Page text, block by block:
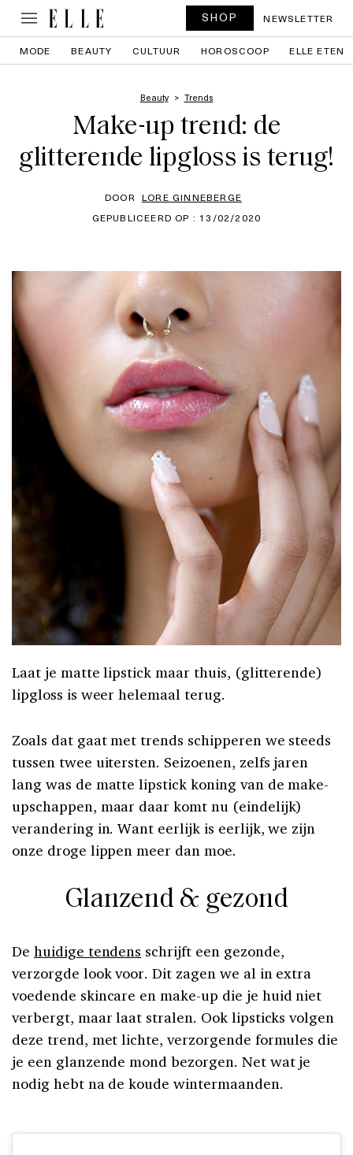
SHOP NEWSLETTER
MODE BEAUTY CULTUUR HOROSCOOP ELLE ETEN
Beauty Trends
Make-up trend: de
glitterende lipgloss is terug!
DOOR LORE GINNEBERGE
GEPUBLICEERD OP : 13/02/2020
Laat je matte lipstick maar thuis, (glitterende)
lipgloss is weer helemaal terug.
Zoals dat gaat met trends schipperen we steeds
tussen twee uitersten. Seizoenen, zelfs jaren
lang was de matte lipstick koning van de make-
upschappen, maar daar komt nu (eindelijk)
verandering in. Want eerlijk is eerlijk, we zijn
onze droge lippen meer dan moe.
Glanzend & gezond
De huidige tendens schrijft een gezonde,
verzorgde look voor. Dit zagen we al in extra
voedende skincare en make-up die je huid niet
verbergt, maar laat stralen. Ook lipsticks volgen
deze trend, met lichte, verzorgende formules die
je een glanzende mond bezorgen. Net wat je
nodig hebt na de koude wintermaanden.